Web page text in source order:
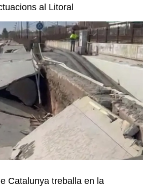
al Litoral
Catalunya treballa en la